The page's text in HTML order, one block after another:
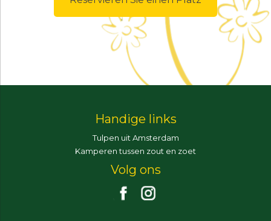
Handige links
Tulpen uit Amsterdam
Kamperen tussen zout en zoet
Volg ons